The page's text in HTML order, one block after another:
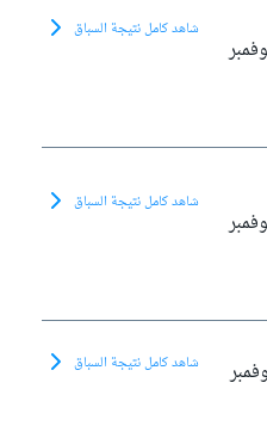
شاهد كامل نتيجة السباق
شاهد كامل نتيجة السباق
شاهد كامل نتيجة السباق